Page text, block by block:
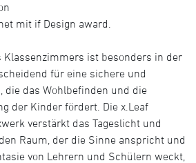
mit if Design award.
Klassenzimmers ist besonders in der
für eine sichere und
die das Wohlbefinden und die
der Kinder fördert. Die x.Leaf
verstärkt das Tageslicht und
Raum, der die Sinne anspricht und
von Lehrern und Schülern weckt,